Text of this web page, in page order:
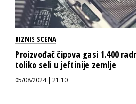
BIZNIS SCENA
Proizvođač čipova gasi 1.400
toliko seli u jeftinije zemlje
05/08/2024 | 21:10